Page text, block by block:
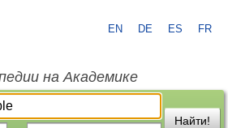
EN DE ES FR
на Академике
Найти!